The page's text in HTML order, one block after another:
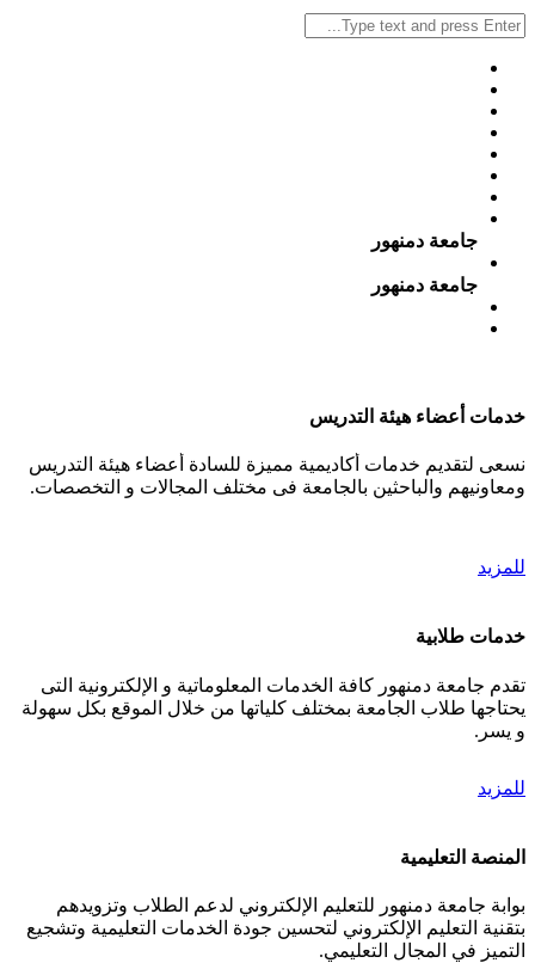
جامعة دمنهور
جامعة دمنهور
خدمات أعضاء هيئة التدريس
نسعى لتقديم خدمات أكاديمية مميزة للسادة أعضاء هيئة التدريس
ومعاونيهم والباحثين بالجامعة فى مختلف المجالات و التخصصات.
للمزيد
خدمات طلابية
تقدم جامعة دمنهور كافة الخدمات المعلوماتية و الإلكترونية التى
يحتاجها طلاب الجامعة بمختلف كلياتها من خلال الموقع بكل سهولة
و يسر.
للمزيد
المنصة التعليمية
بوابة جامعة دمنهور للتعليم الإلكتروني لدعم الطلاب وتزويدهم
بتقنية التعليم الإلكتروني لتحسين جودة الخدمات التعليمية وتشجيع
التميز في المجال التعليمي.